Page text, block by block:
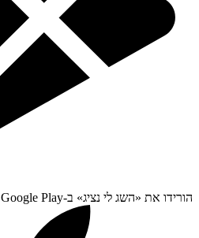
הורידו את «השג לי נציג» ב-Google Play